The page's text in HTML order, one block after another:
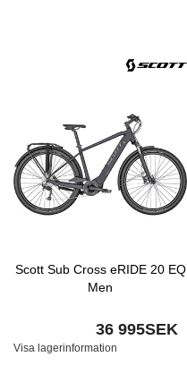
Scott Sub Cross eRIDE 20 EQ
Men
36 995SEK
Visa lagerinformation